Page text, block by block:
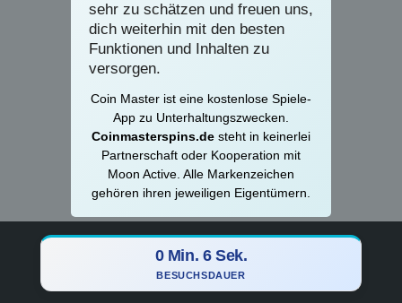
sehr zu schätzen und freuen uns,
dich weiterhin mit den besten
Funktionen und Inhalten zu
versorgen.
Coin Master ist eine kostenlose Spiele-
App zu Unterhaltungszwecken.
Coinmasterspins.de steht in keinerlei
Partnerschaft oder Kooperation mit
Moon Active. Alle Markenzeichen
gehören ihren jeweiligen Eigentümern.
0 Min. 6 Sek.
BESUCHSDAUER